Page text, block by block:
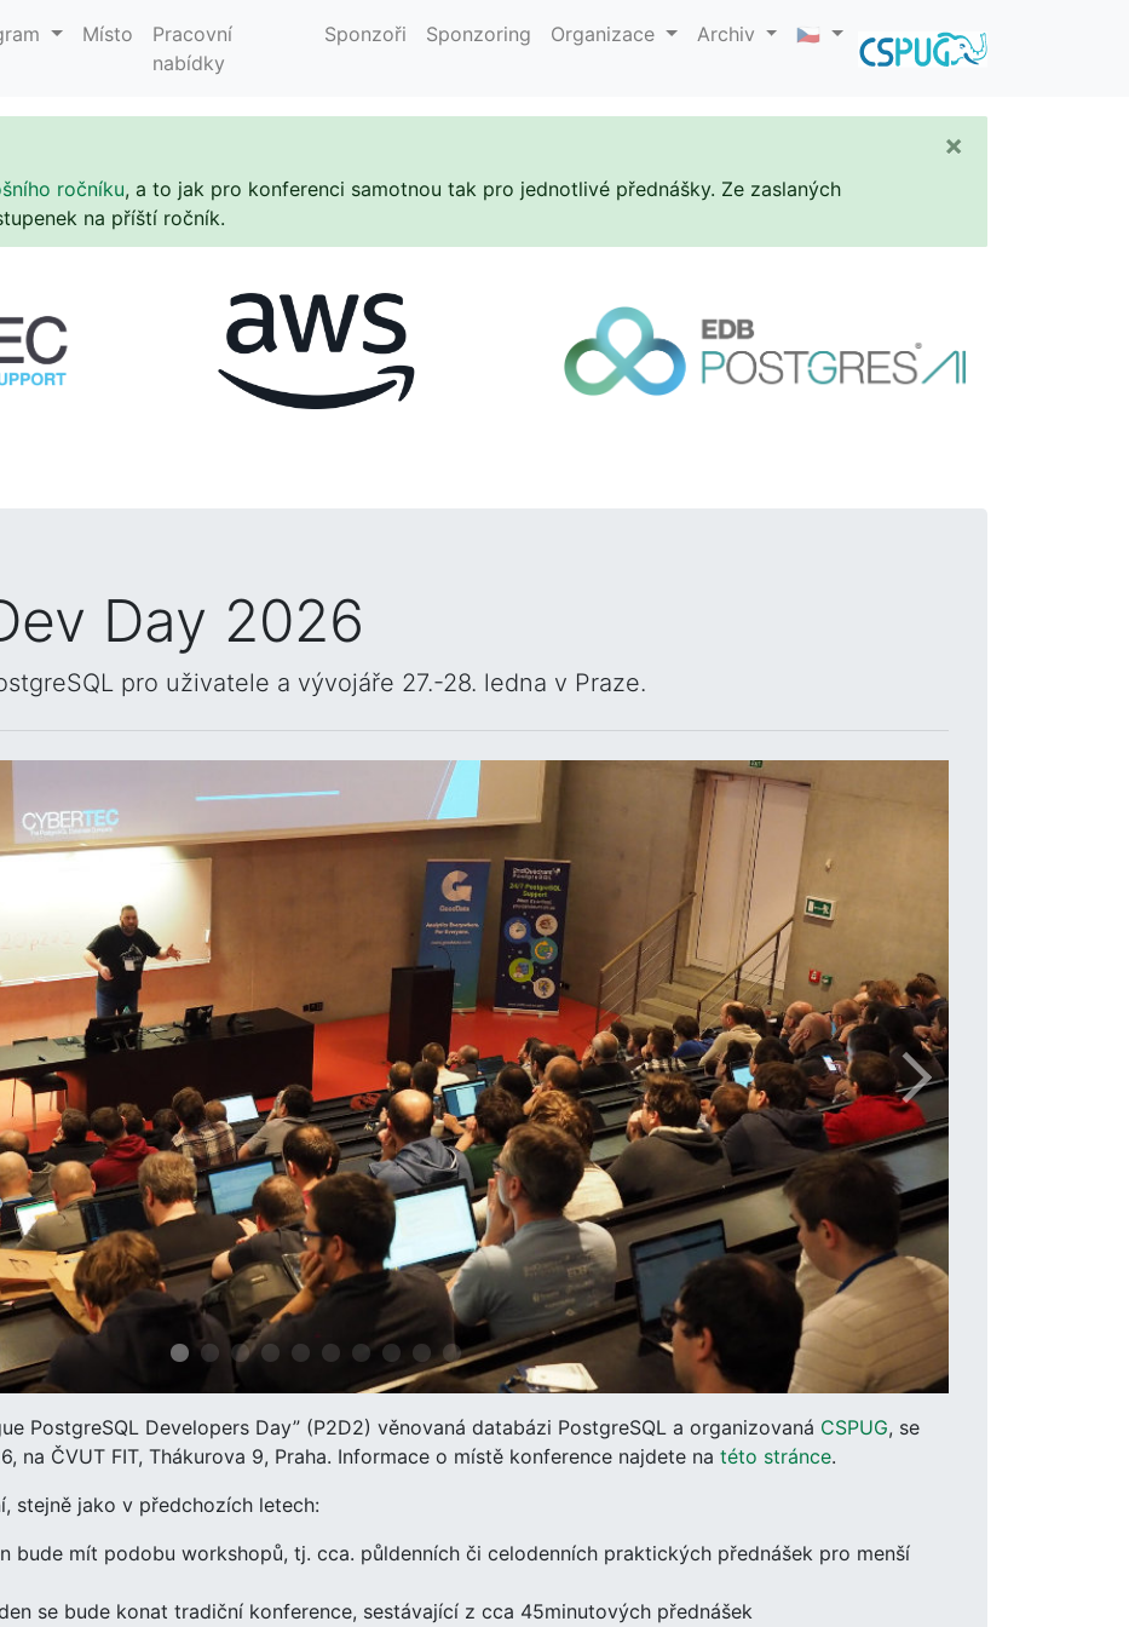
Místo
Pracovní
nabídky
Sponzoři Sponzoring Organizace Archiv 🇨🇿
ročníku, a to jak pro konferenci samotnou tak pro jednotlivé přednášky. Ze zaslaných
na příští ročník.
×
Day 2026
pro uživatele a vývojáře 27.-28. ledna v Praze.
PostgreSQL Developers Day” (P2D2) věnovaná databázi PostgreSQL a organizovaná CSPUG, se
na ČVUT FIT, Thákurova 9, Praha. Informace o místě konference najdete na této stránce.
stejně jako v předchozích letech:
bude mít podobu workshopů, tj. cca. půldenních či celodenních praktických přednášek pro menší
se bude konat tradiční konference, sestávající z cca 45minutových přednášek